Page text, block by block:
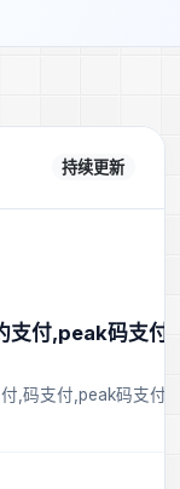
持续更新
支付,peak码支付
,码支付,peak码支付